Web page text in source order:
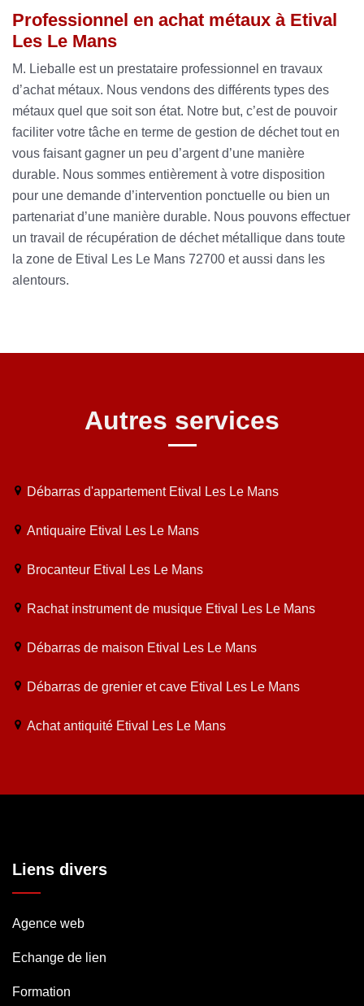
Professionnel en achat métaux à Etival
Les Le Mans
M. Lieballe est un prestataire professionnel en travaux
d’achat métaux. Nous vendons des différents types des
métaux quel que soit son état. Notre but, c’est de pouvoir
faciliter votre tâche en terme de gestion de déchet tout en
vous faisant gagner un peu d’argent d’une manière
durable. Nous sommes entièrement à votre disposition
pour une demande d’intervention ponctuelle ou bien un
partenariat d’une manière durable. Nous pouvons effectuer
un travail de récupération de déchet métallique dans toute
la zone de Etival Les Le Mans 72700 et aussi dans les
alentours.
Autres services
Débarras d'appartement Etival Les Le Mans
Antiquaire Etival Les Le Mans
Brocanteur Etival Les Le Mans
Rachat instrument de musique Etival Les Le Mans
Débarras de maison Etival Les Le Mans
Débarras de grenier et cave Etival Les Le Mans
Achat antiquité Etival Les Le Mans
Liens divers
Agence web
Echange de lien
Formation